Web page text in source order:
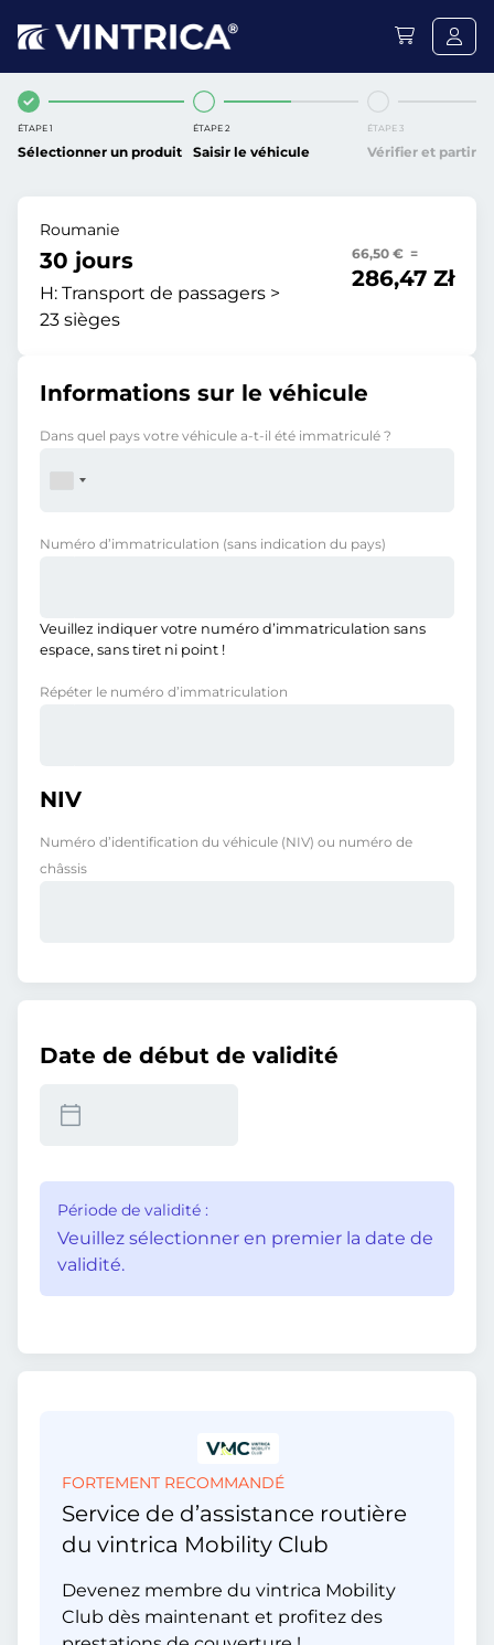
ÉTAPE 1
Sélectionner un produit
ÉTAPE 2
Saisir le véhicule
ÉTAPE 3
Vérifier et partir
Roumanie
30 jours
H: Transport de passagers >
23 sièges
66,50 € =
286,47 Zł
Informations sur le véhicule
Dans quel pays votre véhicule a-t-il été immatriculé ?
Numéro d’immatriculation (sans indication du pays)
Veuillez indiquer votre numéro d’immatriculation sans
espace, sans tiret ni point !
Répéter le numéro d’immatriculation
NIV
Numéro d’identification du véhicule (NIV) ou numéro de
châssis
Date de début de validité
Période de validité :
Veuillez sélectionner en premier la date de
validité.
FORTEMENT RECOMMANDÉ
Service de d’assistance routière
du vintrica Mobility Club
Devenez membre du vintrica Mobility
Club dès maintenant et profitez des